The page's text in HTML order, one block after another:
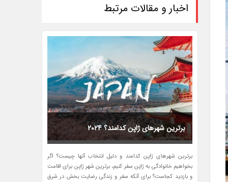
اخبار و مقالات مرتبط
برترین شهرهای ژاپن کدامند؟ 2024
برترین شهرهای ژاپن کدامند و دلیل انتخاب آنها چیست؟ اگر
بخواهیم خانوادگی به ژاپن سفر کنیم، برترین شهر ژاپن برای اقامت
و بازدید کجاست؟ برای آنکه سفر و زندگی رضایت بخش در شرق